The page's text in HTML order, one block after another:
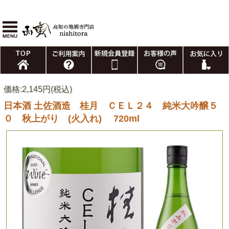
価格:2,145円(税込)
日本酒 土佐酒造 桂月 ＣＥＬ２４ 純米大吟醸５
０ 秋上がり (火入れ) 720ml